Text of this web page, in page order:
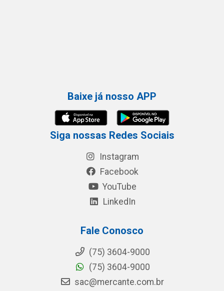
Baixe já nosso APP
Siga nossas Redes Sociais
Instagram
Facebook
YouTube
LinkedIn
Fale Conosco
(75) 3604-9000
(75) 3604-9000
sac@mercante.com.br